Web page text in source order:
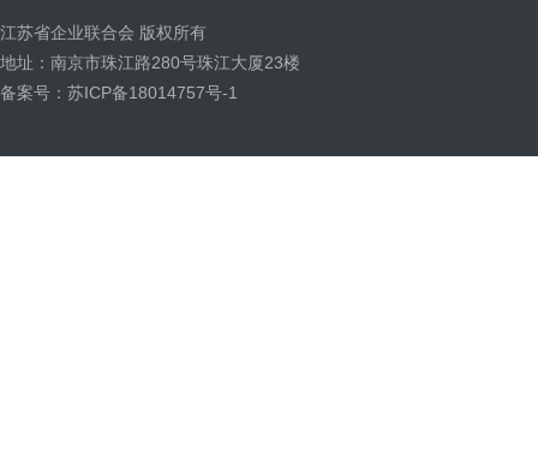
江苏省企业联合会 版权所有
地址：南京市珠江路280号珠江大厦23楼
备案号：苏ICP备18014757号-1